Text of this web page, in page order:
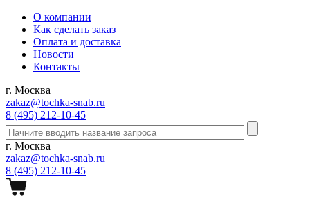
О компании
Как сделать заказ
Оплата и доставка
Новости
Контакты
г. Москва
zakaz@tochka-snab.ru
8 (495) 212-10-45
г. Москва
zakaz@tochka-snab.ru
8 (495) 212-10-45